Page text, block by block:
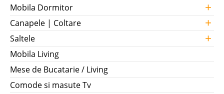
Mobila Dormitor +
Canapele | Coltare +
Saltele +
Mobila Living
Mese de Bucatarie / Living
Comode si masute Tv